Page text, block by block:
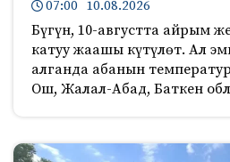
07:00 10.08.2026
Бүгүн, 10-августта айрым
катуу жаашы күтүлөт. Ал
алганда абанын
Ош, Жалал-Абад, Баткен